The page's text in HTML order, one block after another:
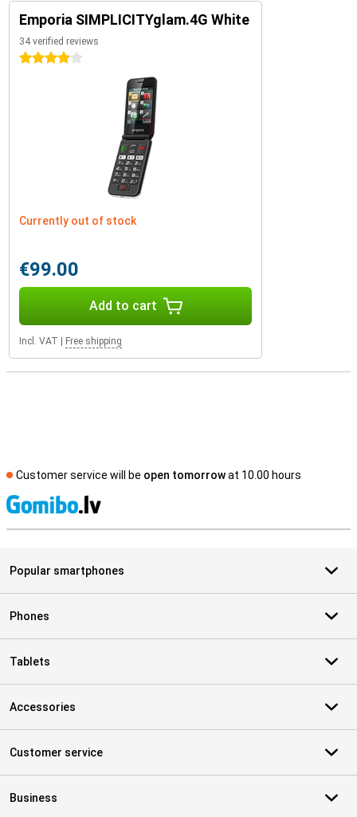
Emporia SIMPLICITYglam.4G White
34 verified reviews
4 stars
Currently out of stock
€99.00
Add to cart
Incl. VAT Free shipping
Customer service will be open tomorrowat 10.00 hours
Popular smartphones
Phones
Tablets
Accessories
Customer service
Business